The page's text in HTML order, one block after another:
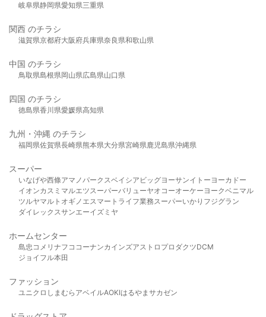
岐阜県静岡県愛知県三重県
関西 のチラシ
滋賀県京都府大阪府兵庫県奈良県和歌山県
中国 のチラシ
鳥取県島根県岡山県広島県山口県
四国 のチラシ
徳島県香川県愛媛県高知県
九州・沖縄 のチラシ
福岡県佐賀県長崎県熊本県大分県宮崎県鹿児島県沖縄県
スーパー
いなげや西條アマノパークスベイシア ビッグヨーサンイトーヨーカドー
イオンカスミ マルエツスーパーバリューヤオコーオーケー ヨークベニマル
ツルヤマルト オギノ エスマート ライフ業務スーパーいかり フジグラン
ダイレックスサンエーイズミヤ
ホームセンター
島忠 コメリ ナフコ コーナンカインズアストロプロダクツDCM
ジョイフル本田
ファッション
ユニクロ しまむら アベイルAOKIはるやま サカゼン